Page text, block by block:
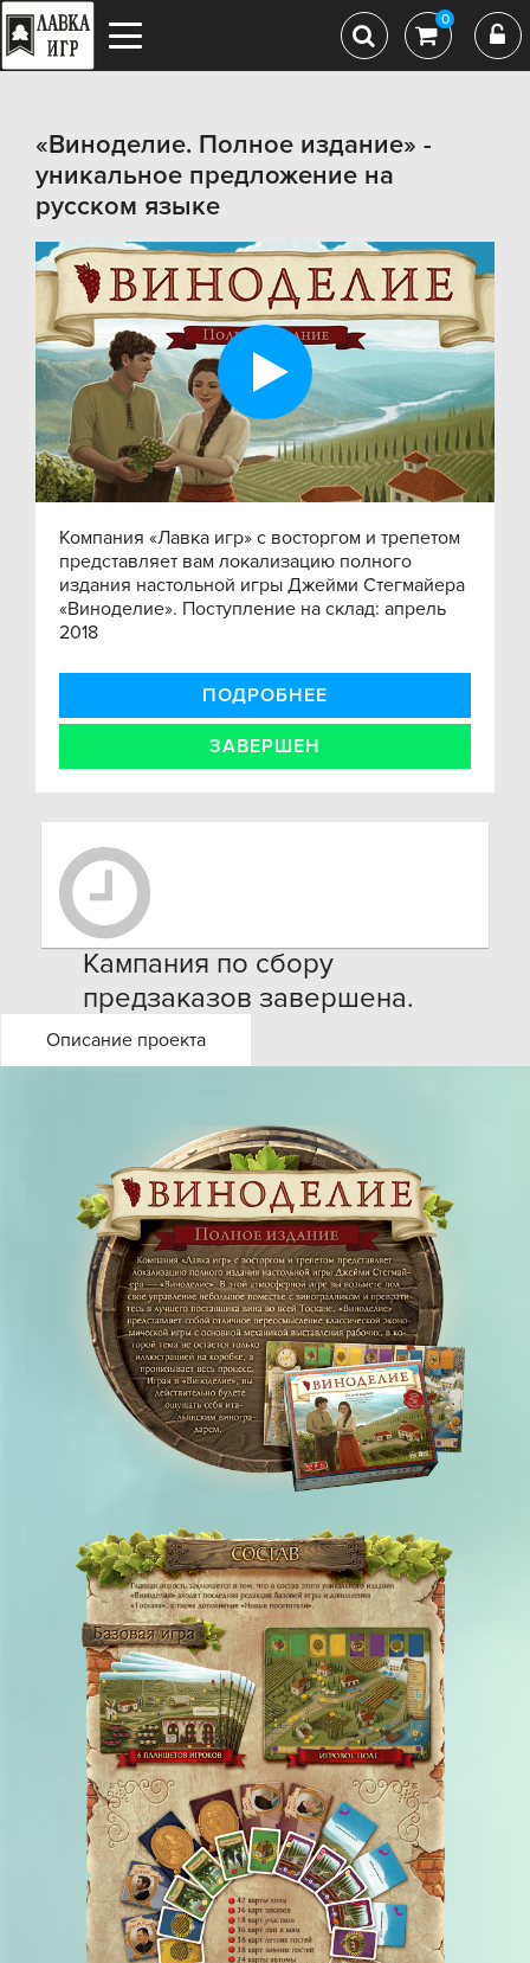
0
«Виноделие. Полное издание» -
уникальное предложение на
русском языке
Компания «Лавка игр» с восторгом и трепетом
представляет вам локализацию полного
издания настольной игры Джейми Стегмайера
«Виноделие». Поступление на склад: апрель
2018
ПОДРОБНЕЕ
ЗАВЕРШЕН
Кампания по сбору
предзаказов завершена.
Оформить заказ на игру Вы
можете через нашмагазин
Описание проекта